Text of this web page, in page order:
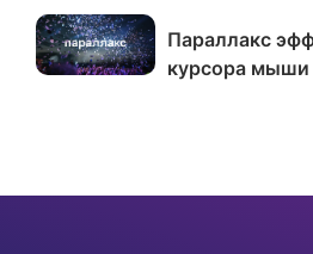
Параллакс
курсора мыши